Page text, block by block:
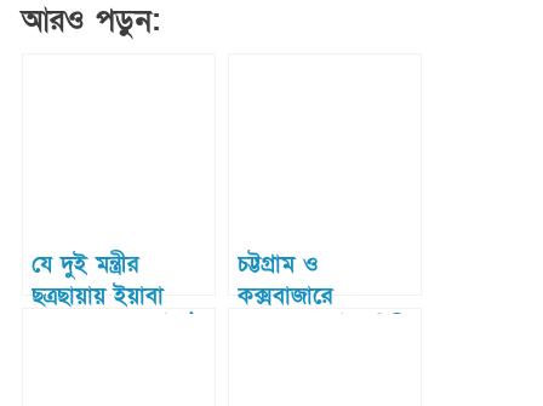
আরও পড়ুন:
যে দুই মন্ত্রীর
ছত্রছায়ায় ইয়াবা
চট্টগ্রাম ও
কক্সবাজারে